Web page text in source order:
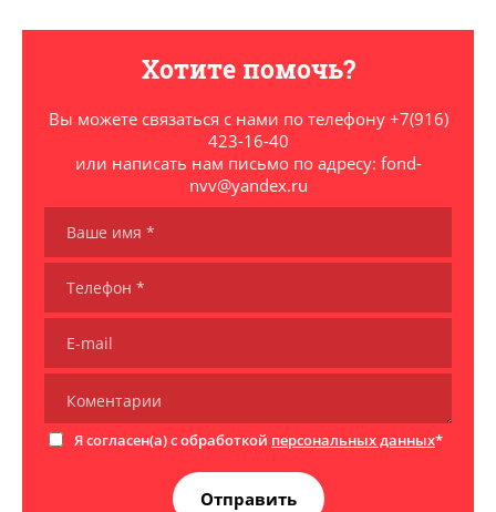
Хотите помочь?
Вы можете связаться с нами по телефону +7(916)
423-16-40
или написать нам письмо по адресу: fond-
nvv@yandex.ru
Я согласен(а) с обработкой персональных данных*
Отправить